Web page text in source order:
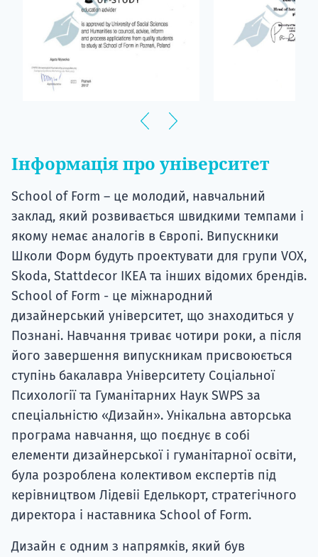
Інформація про університет
School of Form – це молодий, навчальний
заклад, який розвивається швидкими темпами і
якому немає аналогів в Європі. Випускники
Школи Форм будуть проектувати для групи VOX,
Skoda, Stattdecor IKEA та інших відомих брендів.
School of Form - це міжнародний
дизайнерський університет, що знаходиться у
Познані. Навчання триває чотири роки, а після
його завершення випускникам присвоюється
ступінь бакалавра Університету Соціальної
Психології та Гуманітарних Наук SWPS за
спеціальністю «Дизайн». Унікальна авторська
програма навчання, що поєднує в собі
елементи дизайнерської і гуманітарної освіти,
була розроблена колективом експертів під
керівництвом Лідевіі Еделькорт, стратегічного
директора і наставника School of Form.
Дизайн є одним з напрямків, який був